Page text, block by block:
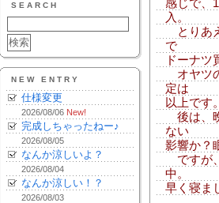
SEARCH
NEW ENTRY
仕様変更
2026/08/06 New!
完成しちゃったねー♪
2026/08/05
なんか涼しいよ？
2026/08/04
なんか涼しい！？
2026/08/03
感じで、
入。
とりあ
で
ドーナツ
オヤツ
定は
以上です
後は、
ない
影響か？
ですが
中。
早く寝ま